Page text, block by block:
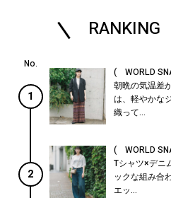
RANKING
1
( WORLD
朝晩の気温差
は、軽やかな
織って...
2
( WORLD
Tシャツ×デニ
ックな組み合
エッ...